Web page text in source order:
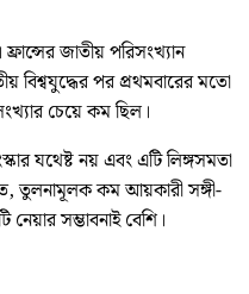
জাতীয় পরিসংখ্যান
বিশ্বযুদ্ধের পর প্রথমবারের মতো
চেয়ে কম ছিল।
যথেষ্ট নয় এবং এটি লিঙ্গসমতা
তুলনামূলক কম আয়কারী সঙ্গী-
নেয়ার সম্ভাবনাই বেশি।